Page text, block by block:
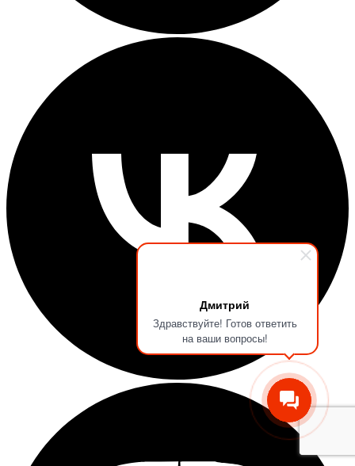
Дмитрий
Здравствуйте! Готов ответить
на ваши вопросы!